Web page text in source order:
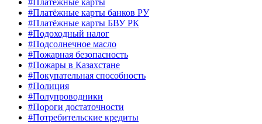
#Платёжные карты
#Платёжные карты банков РУ
#Платёжные карты БВУ РК
#Подоходный налог
#Подсолнечное масло
#Пожарная безопасность
#Пожары в Казахстане
#Покупательная способность
#Полиция
#Полупроводники
#Пороги достаточности
#Потребительские кредиты